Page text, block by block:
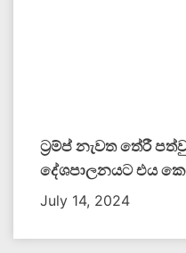
ට්‍රම්ප් නැවත තේරී
දේශපාලනයට එය
July 14, 2024